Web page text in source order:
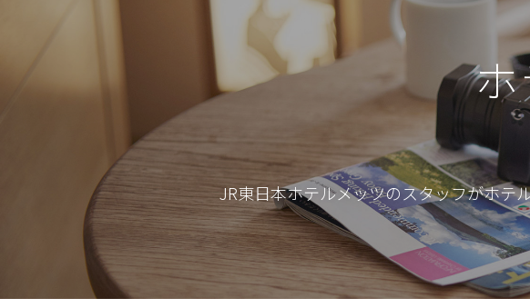
JR東日本ホテルメッツのスタッフがホテ